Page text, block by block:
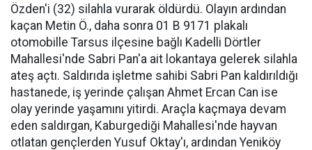
Özden'i (32) silahla vurarak öldürdü. Olayın ardından
kaçan Metin Ö., daha sonra 01 B 9171 plakalı
otomobille Tarsus ilçesine bağlı Kadelli Dörtler
Mahallesi'nde Sabri Pan'a ait lokantaya gelerek silahla
ateş açtı. Saldırıda işletme sahibi Sabri Pan kaldırıldığı
hastanede, iş yerinde çalışan Ahmet Ercan Can ise
olay yerinde yaşamını yitirdi. Araçla kaçmaya devam
eden saldırgan, Kaburgediği Mahallesi'nde hayvan
otlatan gençlerden Yusuf Oktay'ı, ardından Yeniköy